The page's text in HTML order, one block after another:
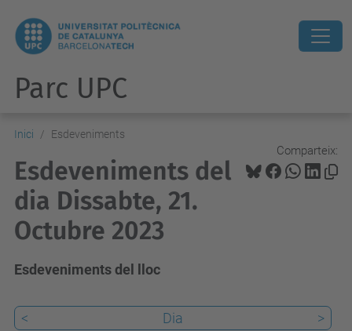
Parc UPC
Inici Esdeveniments
Comparteix:
Esdeveniments del
dia Dissabte, 21.
Octubre 2023
Esdeveniments del lloc
< Dia
>